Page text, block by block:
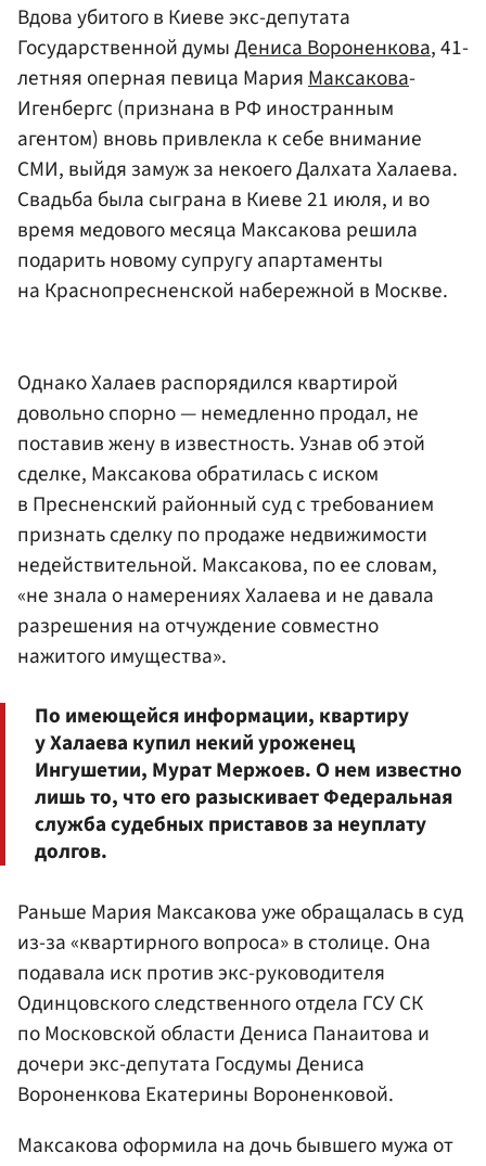
Вдова убитого в Киеве экс-депутата
Государственной думыДениса Вороненкова, 41-
летняя оперная певица МарияМаксакова-
Игенбергс (признана в РФ иностранным
агентом) вновь привлекла к себе внимание
СМИ, выйдя замуж за некоего Далхата Халаева.
Свадьба была сыграна в Киеве 21 июля, и во
время медового месяца Максакова решила
подарить новому супругу апартаменты
на Краснопресненской набережной в Москве.
Однако Халаев распорядился квартирой
довольно спорно — немедленно продал, не
поставив жену в известность. Узнав об этой
сделке, Максакова обратилась с иском
в Пресненский районный суд с требованием
признать сделку по продаже недвижимости
недействительной. Максакова, по ее словам,
«не знала о намерениях Халаева и не давала
разрешения на отчуждение совместно
нажитого имущества».
По имеющейся информации, квартиру
у Халаева купил некий уроженец
Ингушетии, Мурат Мержоев. О нем известно
лишь то, что его разыскивает Федеральная
служба судебных приставов за неуплату
долгов.
Раньше Мария Максакова уже обращалась в суд
из-за «квартирного вопроса» в столице. Она
подавала иск против экс-руководителя
Одинцовского следственного отдела ГСУ СК
по Московской области Дениса Панаитова и
дочери экс-депутата Госдумы Дениса
Вороненкова Екатерины Вороненковой.
Максакова оформила на дочь бывшего мужа от